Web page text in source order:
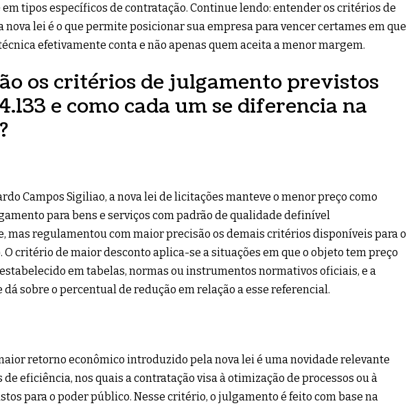
tipos específicos de contratação. Continue lendo: entender os critérios de
lei é o que permite posicionar sua empresa para vencer certames em que
efetivamente conta e não apenas quem aceita a menor margem.
os critérios de julgamento previstos
e como cada um se diferencia na
Campos Sigiliao, a nova lei de licitações manteve o menor preço como
para bens e serviços com padrão de qualidade definível
mas regulamentou com maior precisão os demais critérios disponíveis para o
critério de maior desconto aplica-se a situações em que o objeto tem preço
em tabelas, normas ou instrumentos normativos oficiais, e a
dá sobre o percentual de redução em relação a esse referencial.
retorno econômico introduzido pela nova lei é uma novidade relevante
de eficiência, nos quais a contratação visa à otimização de processos ou à
para o poder público. Nesse critério, o julgamento é feito com base na